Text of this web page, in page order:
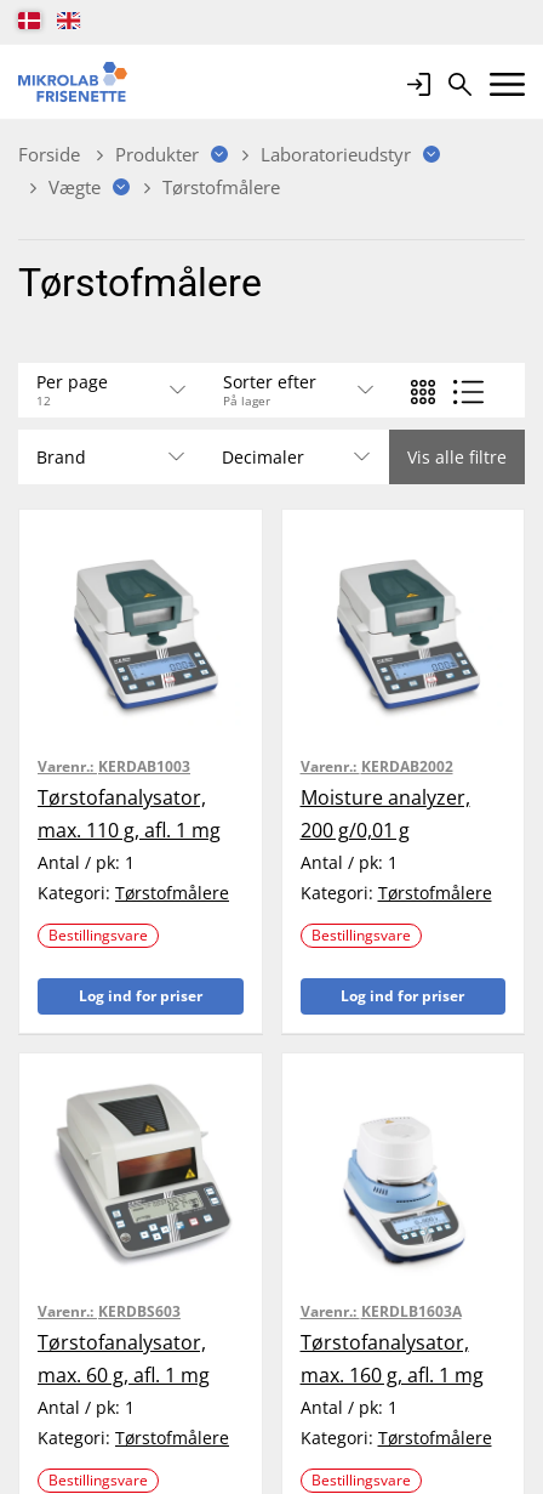
LoginSearchMobile
Forside Produkter
Laboratorieudstyr
Vægte
Tørstofmålere
Tørstofmålere
Per page
12
Sorter efter
På lager
Brand Decimaler Vis alle filtre
Varenr.: KERDAB1003
Tørstofanalysator,
max. 110 g, afl. 1 mg
Antal / pk: 1
Kategori: Tørstofmålere
Bestillingsvare
Log ind for priser
Varenr.: KERDAB2002
Moisture analyzer,
200 g/0,01 g
Antal / pk: 1
Kategori: Tørstofmålere
Bestillingsvare
Log ind for priser
Varenr.: KERDBS603
Tørstofanalysator,
max. 60 g, afl. 1 mg
Antal / pk: 1
Kategori: Tørstofmålere
Bestillingsvare
Varenr.: KERDLB1603A
Tørstofanalysator,
max. 160 g, afl. 1 mg
Antal / pk: 1
Kategori: Tørstofmålere
Bestillingsvare